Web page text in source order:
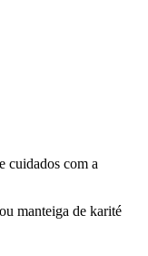
cuidados com a
manteiga de karité